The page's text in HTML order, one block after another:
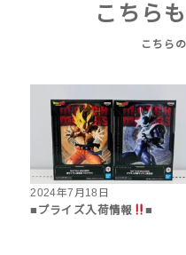
こちら
2024年7月18日
■プライズ入荷情報
■